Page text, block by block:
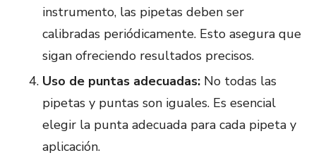
instrumento, las pipetas deben ser
calibradas periódicamente. Esto asegura que
sigan ofreciendo resultados precisos.
Uso de puntas adecuadas: No todas las
pipetas y puntas son iguales. Es esencial
elegir la punta adecuada para cada pipeta y
aplicación.